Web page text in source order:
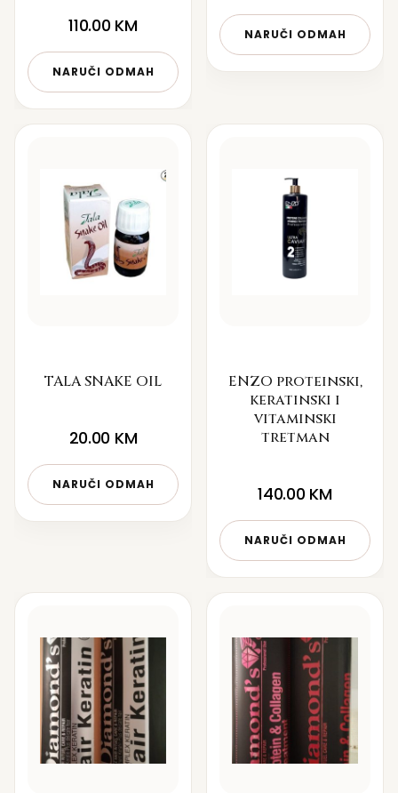
110.00 KM
NARUČI ODMAH
NARUČI ODMAH
TALA SNAKE OIL
20.00 KM
NARUČI ODMAH
ENZO proteinski,
keratinski i
vitaminski
tretman
140.00 KM
NARUČI ODMAH